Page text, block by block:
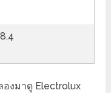
งมาดู Electrolux